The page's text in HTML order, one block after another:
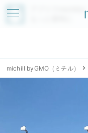
アプリでmichillが
michill byGMO（ミチル）